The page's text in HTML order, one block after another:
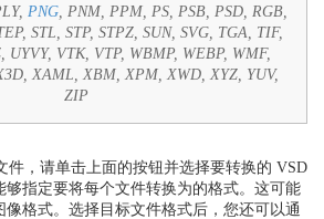
PNG, PNM, PPM, PS, PSB, PSD, RGB,
STL, STP, STPZ, SUN, SVG, TGA, TIF,
UYVY, VTK, VTP, WBMP, WEBP, WMF,
XAML, XBM, XPM, XWD, XYZ, YUV,
ZIP
件，请单击上面的按钮并选择要转换的 VSD
够指定要将每个文件转换为的格式。这可能
格式。选择目标文件格式后，您还可以通